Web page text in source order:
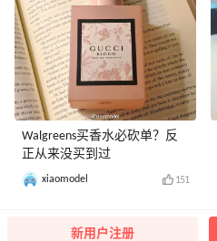
Walgreens买香水必砍单？反
正从来没买到过
xiaomodel 151
新用户注册